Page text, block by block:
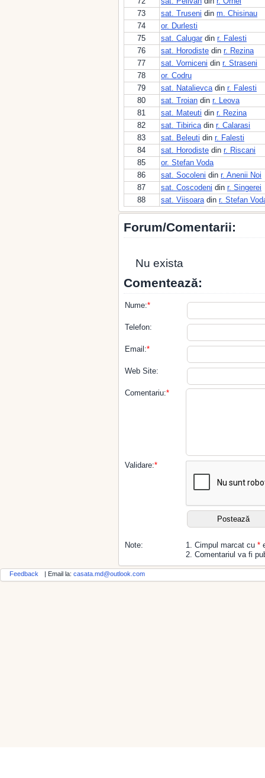
73
sat. Truseni din m. Chisinau
74
or. Durlesti
75
sat. Calugar din r. Falesti
76
sat. Horodiste din r. Rezina
77
sat. Vorniceni din r. Straseni
78
or. Codru
79
sat. Natalievcadin r. Falesti
80
sat. Troian din r. Leova
81
sat. Mateuti din r. Rezina
82
sat. Tibiricadin r. Calarasi
83
sat. Beleuti din r. Falesti
84
sat. Horodiste din r. Riscani
85
or. Stefan Voda
86
sat. Socoleni din r. Anenii Noi
87
sat. Coscodeni din r. Singerei
88
sat. Viisoaradin r. Stefan
Forum/Comentarii:
Nu exista
Comentează:
Nume:*
Telefon:
Email:*
Web Site:
Comentariu:*
Validare:*
Note: 1. Cimpul marcat cu *
2. Comentariul va fi
Feedback | Email la: casata.md@outlook.com